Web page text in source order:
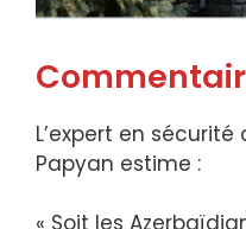
L’expert en
Papyan estime :
« Soit les